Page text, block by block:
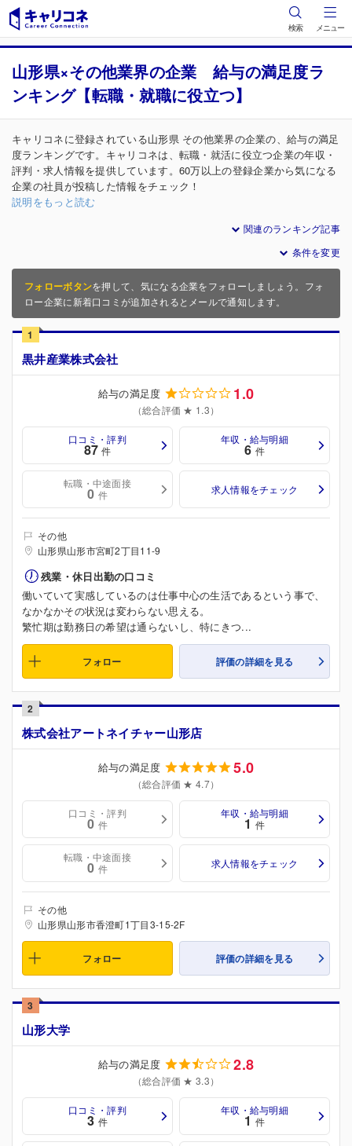
検索 メニュー
山形県×その他業界の企業 給与の満足度ラ
ンキング【転職・就職に役立つ】
キャリコネに登録されている山形県 その他業界の企業の、給与の満足
度ランキングです。キャリコネは、転職・就活に役立つ企業の年収・
評判・求人情報を提供しています。60万以上の登録企業から気になる
企業の社員が投稿した情報をチェック！
説明をもっと読む
関連のランキング記事
条件を変更
フォローボタンを押して、気になる企業をフォローしましょう。フォ
ロー企業に新着口コミが追加されるとメールで通知します。
1
黒井産業株式会社
給与の満足度 1.0
（総合評価 ★ 1.3）
口コミ・評判
87 件
年収・給与明細
6 件
転職・中途面接
0 件 求人情報をチェック
その他
山形県山形市宮町2丁目11-9
残業・休日出勤の口コミ
働いていて実感しているのは仕事中心の生活であるという事で、
なかなかその状況は変わらない思える。
繁忙期は勤務日の希望は通らないし、特にきつ...
フォロー 評価の詳細を見る
2
株式会社アートネイチャー山形店
給与の満足度 5.0
（総合評価 ★ 4.7）
口コミ・評判
0 件
年収・給与明細
1 件
転職・中途面接
0 件 求人情報をチェック
その他
山形県山形市香澄町1丁目3-15-2F
フォロー 評価の詳細を見る
3
山形大学
給与の満足度 2.8
（総合評価 ★ 3.3）
口コミ・評判
3 件
年収・給与明細
1 件